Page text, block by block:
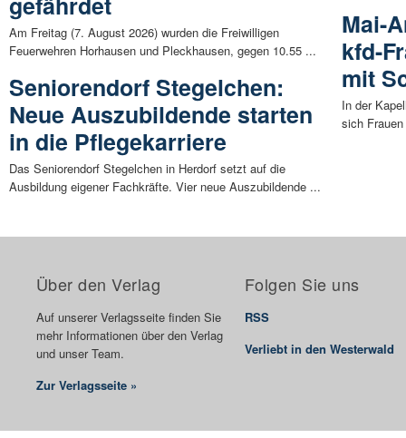
Am Freitag (7. August 2026) wurden die Freiwilligen
Feuerwehren Horhausen und Pleckhausen, gegen 10.55 ...
Seniorendorf Stegelchen:
Neue Auszubildende starten
in die Pflegekarriere
Das Seniorendorf Stegelchen in Herdorf setzt auf die
Ausbildung eigener Fachkräfte. Vier neue Auszubildende ...
Mai-
kfd-
mit
In der
sich
Über den Verlag
Auf unserer Verlagsseite finden Sie
mehr Informationen über den Verlag
und unser Team.
Zur Verlagsseite »
Folgen Sie uns
RSS
Verliebt in den Westerwald